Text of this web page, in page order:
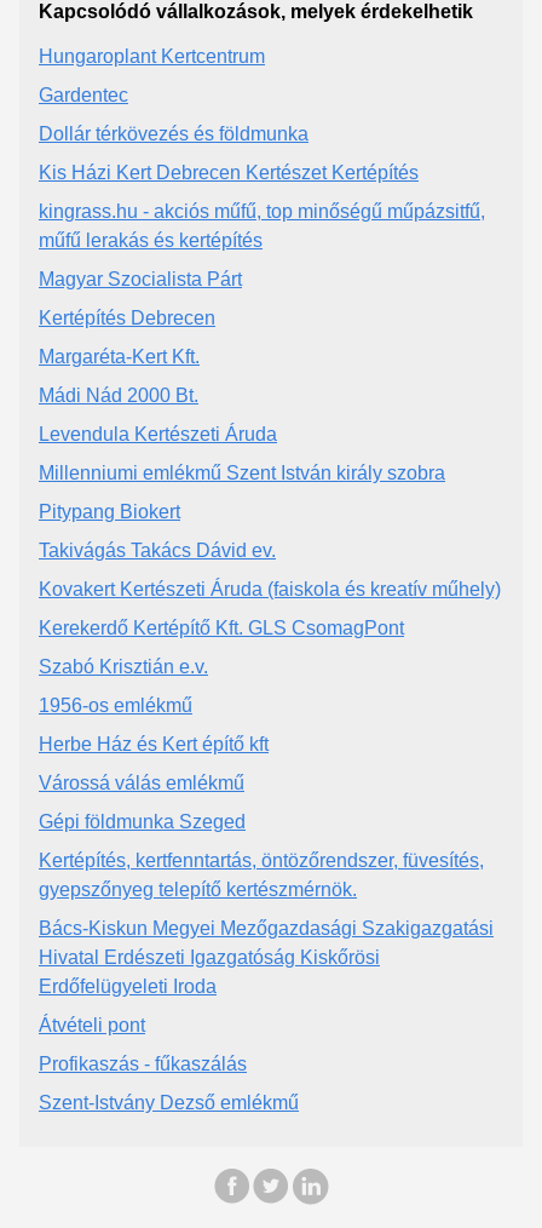
Kapcsolódó vállalkozások, melyek érdekelhetik
Hungaroplant Kertcentrum
Gardentec
Dollár térkövezés és földmunka
Kis Házi Kert Debrecen Kertészet Kertépítés
kingrass.hu - akciós műfű, top minőségű műpázsitfű,
műfű lerakás és kertépítés
Magyar Szocialista Párt
Kertépítés Debrecen
Margaréta-Kert Kft.
Mádi Nád 2000 Bt.
Levendula Kertészeti Áruda
Millenniumi emlékmű Szent István király szobra
Pitypang Biokert
Takivágás Takács Dávid ev.
Kovakert Kertészeti Áruda (faiskola és kreatív műhely)
Kerekerdő Kertépítő Kft. GLS CsomagPont
Szabó Krisztián e.v.
1956-os emlékmű
Herbe Ház és Kert építő kft
Várossá válás emlékmű
Gépi földmunka Szeged
Kertépítés, kertfenntartás, öntözőrendszer, füvesítés,
gyepszőnyeg telepítő kertészmérnök.
Bács-Kiskun Megyei Mezőgazdasági Szakigazgatási
Hivatal Erdészeti Igazgatóság Kiskőrösi
Erdőfelügyeleti Iroda
Átvételi pont
Profikaszás - fűkaszálás
Szent-Istvány Dezső emlékmű